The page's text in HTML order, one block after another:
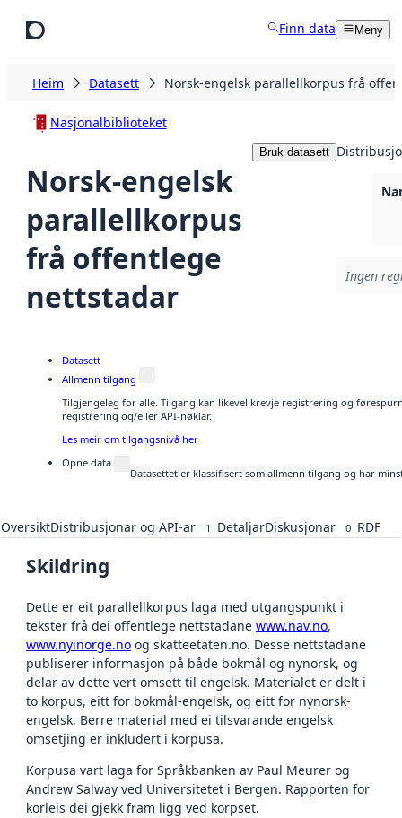
Finn data Meny
Heim Datasett Norsk-engelsk parallellkorpus frå
Nasjonalbiblioteket
Norsk-engelsk
parallellkorpus
frå offentlege
nettstadar
Bruk datasett
Ingen
Datasett
Allmenn tilgang
Tilgjengeleg for alle. Tilgang kan likevel krevje registrering og
registrering og/eller API-nøklar.
Les meir om tilgangsnivå her
Opne data
Datasettet er klassifisert som allmenn tilgang og har
OversiktDistribusjonar og API-ar 1 DetaljarDiskusjonar 0 RDF
Skildring
Dette er eit parallellkorpus laga med utgangspunkt i
tekster frå dei offentlege nettstadane www.nav.no,
www.nyinorge.no og skatteetaten.no. Desse nettstadane
publiserer informasjon på både bokmål og nynorsk, og
delar av dette vert omsett til engelsk. Materialet er delt i
to korpus, eitt for bokmål-engelsk, og eitt for nynorsk-
engelsk. Berre material med ei tilsvarande engelsk
omsetjing er inkludert i korpusa.
Korpusa vart laga for Språkbanken av Paul Meurer og
Andrew Salway ved Universitetet i Bergen. Rapporten for
korleis dei gjekk fram ligg ved korpset.